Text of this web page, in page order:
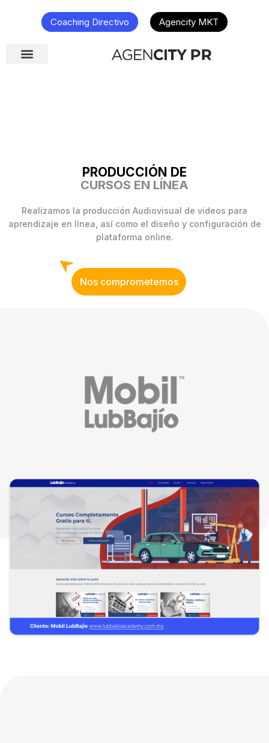
Coaching Directivo Agencity MKT
PRODUCCIÓN DE
CURSOS EN LÍNEA
Realizamos la producción Audiovisual de videos para
aprendizaje en línea, así como el diseño y configuración de
plataforma online.
Nos comprometemos